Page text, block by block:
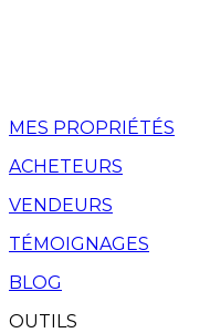
MES PROPRIÉTÉS
ACHETEURS
VENDEURS
TÉMOIGNAGES
BLOG
OUTILS